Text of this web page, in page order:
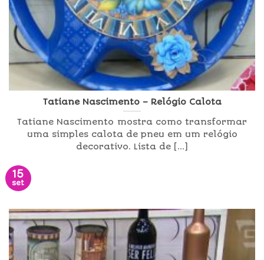
Tatiane Nascimento – Relógio Calota
Tatiane Nascimento mostra como transformar
uma simples calota de pneu em um relógio
decorativo. Lista de [...]
15
set